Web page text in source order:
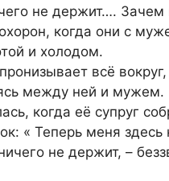
не держит…. Зачем
когда они с
и холодом.
всё
между ней и мужем.
когда её супруг
« Теперь меня здесь
не держит, –